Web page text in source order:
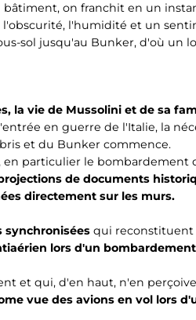
bâtiment, on franchit en un
l'obscurité, l'humidité et un
sol jusqu'au Bunker, d'où un
la vie de Mussolini et de sa
en guerre de l'Italie, la
et du Bunker commence.
en particulier le bombardement
de documents
directement sur les murs.
synchronisées qui reconstituent
lors d'un
et qui, d'en haut, n'en
vue des avions en vol lors